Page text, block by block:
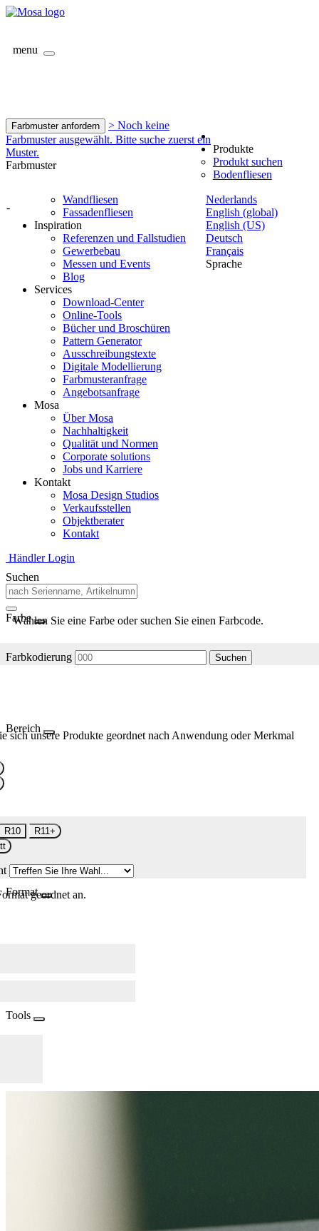
menu
Farbmuster anfordern
> Noch keine
Farbmuster ausgewählt. Bitte suche zuerst ein
Muster.
Farbmuster
-
Nederlands
English (global)
English (US)
Deutsch
Français
Sprache
Produkte
Produkt suchen
Bodenfliesen
Wandfliesen
Fassadenfliesen
Inspiration
Referenzen und Fallstudien
Gewerbebau
Messen und Events
Blog
Services
Download-Center
Online-Tools
Bücher und Broschüren
Pattern Generator
Ausschreibungstexte
Digitale Modellierung
Farbmusteranfrage
Angebotsanfrage
Mosa
Über Mosa
Nachhaltigkeit
Qualität und Normen
Corporate solutions
Jobs und Karriere
Kontakt
Mosa Design Studios
Verkaufsstellen
Objektberater
Kontakt
Händler Login
Suchen
Farbe
Wählen Sie eine Farbe oder suchen Sie einen Farbcode.
Farbkodierung Suchen
Bereich
sich unsere Produkte geordnet nach Anwendung oder Merkmal
R10
R11+
Formatgeordnet an.
Tools